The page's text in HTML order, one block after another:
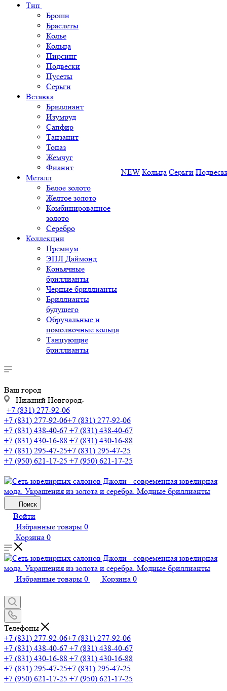
Тип
Броши
Браслеты
Колье
Кольца
Пирсинг
Подвески
Пусеты
Серьги
Вставка
Бриллиант
Изумруд
Сапфир
Танзанит
Топаз
Жемчуг
Фианит
Металл
Белое золото
Желтое золото
Комбинированное
золото
Серебро
Коллекции
Премиум
ЭПЛ Даймонд
Коньячные
бриллианты
Черные бриллианты
Бриллианты
будущего
Обручальные и
помолвочные кольца
Танцующие
бриллианты
NEW Кольца Серьги
Ваш город
Нижний Новгород
+7 (831) 277-92-06
+7 (831) 277-92-06+7 (831) 277-92-06
+7 (831) 438-40-67 +7 (831) 438-40-67
+7 (831) 430-16-88 +7 (831) 430-16-88
+7 (831) 295-47-25+7 (831) 295-47-25
+7 (950) 621-17-25 +7 (950) 621-17-25
Поиск
Войти
Избранные товары 0
Корзина 0
Избранные товары 0 Корзина 0
Телефоны
+7 (831) 277-92-06+7 (831) 277-92-06
+7 (831) 438-40-67 +7 (831) 438-40-67
+7 (831) 430-16-88 +7 (831) 430-16-88
+7 (831) 295-47-25+7 (831) 295-47-25
+7 (950) 621-17-25 +7 (950) 621-17-25